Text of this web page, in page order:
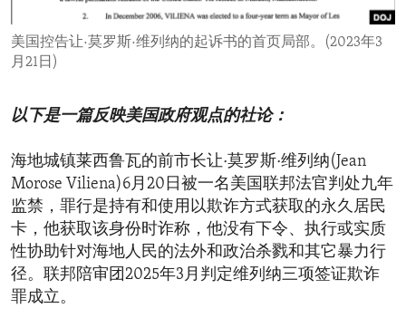
ENVIRONMENT AND HEALTH
IDEALS AND INSTITUTIONS
美国控告让·莫罗斯·维列纳的起诉书的首页局部。(2023年3
月21日)
以下是一篇反映美国政府观点的社论：
海地城镇莱西鲁瓦的前市长让·莫罗斯·维列纳(Jean
Morose Viliena)6月20日被一名美国联邦法官判处九年
监禁，罪行是持有和使用以欺诈方式获取的永久居民
卡，他获取该身份时诈称，他没有下令、执行或实质
性协助针对海地人民的法外和政治杀戮和其它暴力行
径。联邦陪审团2025年3月判定维列纳三项签证欺诈
罪成立。